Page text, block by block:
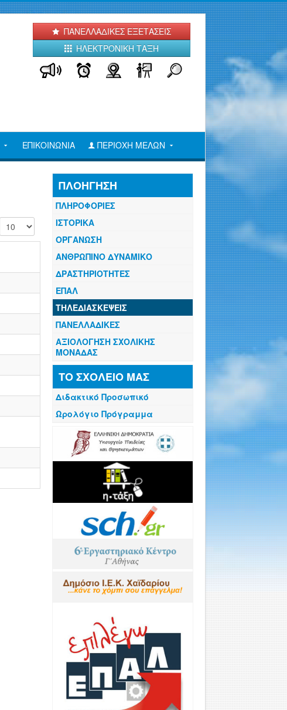
ΠΑΝΕΛΛΑΔΙΚΕΣ ΕΞΕΤΑΣΕΙΣ
ΗΛΕΚΤΡΟΝΙΚΗ ΤΑΞΗ
ΕΠΙΚΟΙΝΩΝΙΑ ΠΕΡΙΟΧΗ ΜΕΛΩΝ
Εμφάνιση #
ΠΛΟΗΓΗΣΗ
ΠΛΗΡΟΦΟΡΙΕΣ
ΙΣΤΟΡΙΚΑ
ΟΡΓΑΝΩΣΗ
ΑΝΘΡΩΠΙΝΟ ΔΥΝΑΜΙΚΟ
ΔΡΑΣΤΗΡΙΟΤΗΤΕΣ
ΕΠΑΛ
ΤΗΛΕΔΙΑΣΚΕΨΕΙΣ
ΠΑΝΕΛΛΑΔΙΚΕΣ
ΑΞΙΟΛΟΓΗΣΗ ΣΧΟΛΙΚΗΣ
ΜΟΝΑΔΑΣ
ΤΟ ΣΧΟΛΕΙΟ ΜΑΣ
Διδακτικό Προσωπικό
Ωρολόγιο Πρόγραμμα